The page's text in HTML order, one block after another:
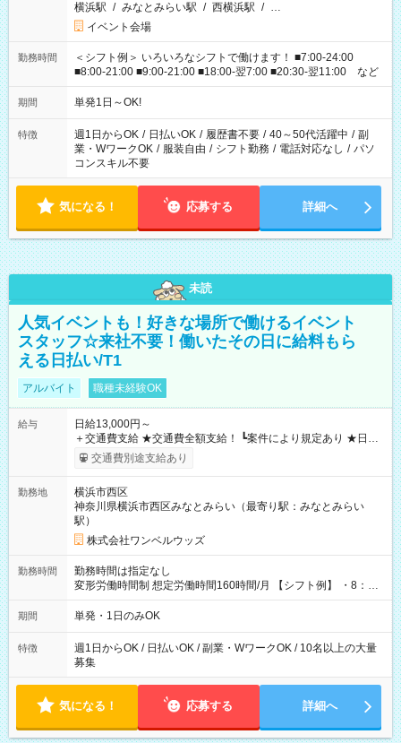
横浜駅 / みなとみらい駅 / 西横浜駅 / …
イベント会場
勤務時間
＜シフト例＞ いろいろなシフトで働けます！ ■7:00-24:00
■8:00-21:00 ■9:00-21:00 ■18:00-翌7:00 ■20:30-翌11:00 など
期間 単発1日～OK!
特徴 週1日からOK / 日払いOK / 履歴書不要 / 40～50代活躍中 / 副
業・WワークOK / 服装自由 / シフト勤務 / 電話対応なし / パソ
コンスキル不要
気になる！ 応募する 詳細へ
未読
人気イベントも！好きな場所で働けるイベント
スタッフ☆来社不要！働いたその日に給料もら
える日払い/T1
アルバイト 職種未経験OK
給与
日給13,000円～
＋交通費支給 ★交通費全額支給！ ┗案件により規定あり ★日払
いOK！（規定あり） ┗働いたその日に現金GET♪ お仕事後はコ
ンビニATMから 日払い分を引き落とせます！ 【試用期間】試
交通費別途支給あり
勤務地
横浜市西区
神奈川県横浜市西区みなとみらい（最寄り駅：みなとみらい
駅）
株式会社ワンベルウッズ
勤務時間
勤務時間は指定なし
変形労働時間制 想定労働時間160時間/月 【シフト例】 ・8：00
～21：00
期間 単発・1日のみOK
特徴
週1日からOK / 日払いOK / 副業・WワークOK / 10名以上の大量
募集
気になる！ 応募する 詳細へ